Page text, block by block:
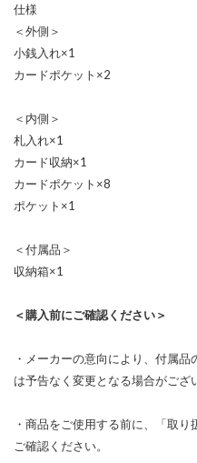
仕様
＜外側＞
小銭入れ×1
カードポケット×2
＜内側＞
札入れ×1
カード収納×1
カードポケット×8
ポケット×1
＜付属品＞
収納箱×1
＜購入前にご確認ください＞
・メーカーの意向により、付属
は予告なく変更となる場合がござ
・商品をご使用する前に、「取
ご確認ください。